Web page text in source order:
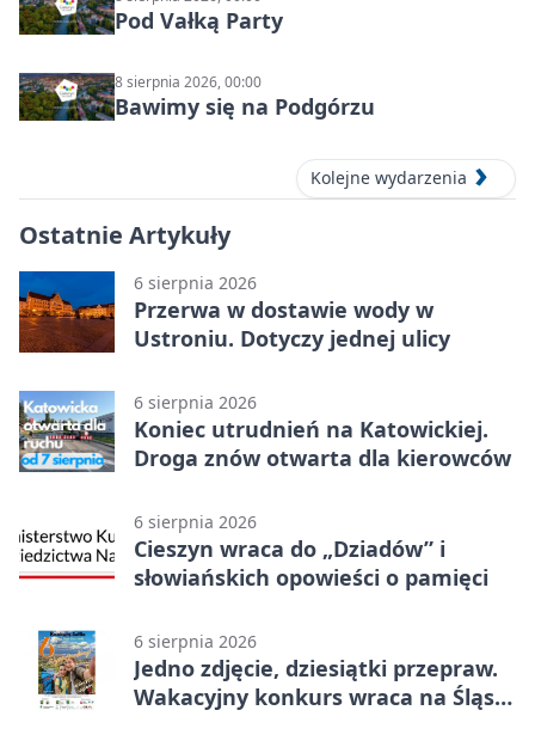
Pod Vałką Party
8 sierpnia 2026, 00:00
Bawimy się na Podgórzu
Kolejne wydarzenia
Ostatnie Artykuły
6 sierpnia 2026
Przerwa w dostawie wody w
Ustroniu. Dotyczy jednej ulicy
6 sierpnia 2026
Koniec utrudnień na Katowickiej.
Droga znów otwarta dla kierowców
6 sierpnia 2026
Cieszyn wraca do „Dziadów” i
słowiańskich opowieści o pamięci
6 sierpnia 2026
Jedno zdjęcie, dziesiątki przepraw.
Wakacyjny konkurs wraca na Śląsk